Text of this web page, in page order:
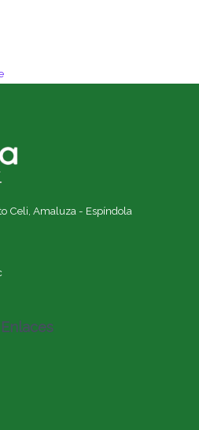
Celi, Amaluza - Espíndola
Enlaces